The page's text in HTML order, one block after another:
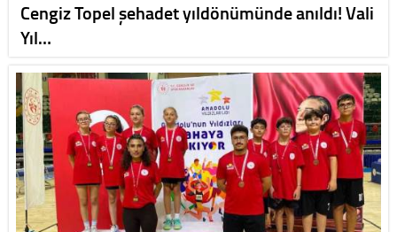
Cengiz Topel şehadet yıldönümünde anıldı! Vali
Yıl…